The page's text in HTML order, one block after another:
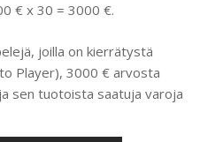
€ x 30 = 3000 €.
joilla on kierrätystä
Player), 3000 € arvosta
sen tuotoista saatuja varoja